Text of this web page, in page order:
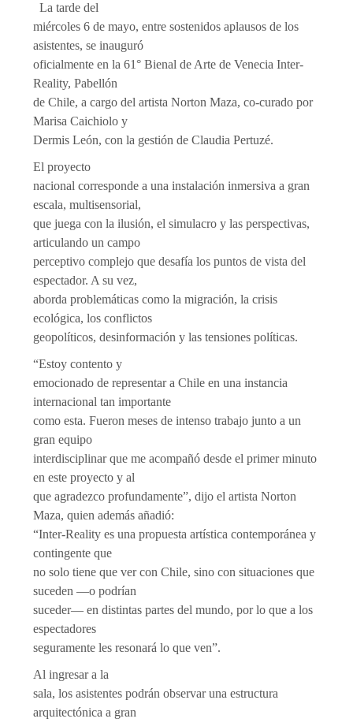
La tarde del
miércoles 6 de mayo, entre sostenidos aplausos de los
asistentes, se inauguró
oficialmente en la 61° Bienal de Arte de Venecia Inter-
Reality, Pabellón
de Chile, a cargo del artista Norton Maza, co-curado por
Marisa Caichiolo y
Dermis León, con la gestión de Claudia Pertuzé.
El proyecto
nacional corresponde a una instalación inmersiva a gran
escala, multisensorial,
que juega con la ilusión, el simulacro y las perspectivas,
articulando un campo
perceptivo complejo que desafía los puntos de vista del
espectador. A su vez,
aborda problemáticas como la migración, la crisis
ecológica, los conflictos
geopolíticos, desinformación y las tensiones políticas.
“Estoy contento y
emocionado de representar a Chile en una instancia
internacional tan importante
como esta. Fueron meses de intenso trabajo junto a un
gran equipo
interdisciplinar que me acompañó desde el primer minuto
en este proyecto y al
que agradezco profundamente”, dijo el artista Norton
Maza, quien además añadió:
“Inter-Reality es una propuesta artística contemporánea y
contingente que
no solo tiene que ver con Chile, sino con situaciones que
suceden —o podrían
suceder— en distintas partes del mundo, por lo que a los
espectadores
seguramente les resonará lo que ven”.
Al ingresar a la
sala, los asistentes podrán observar una estructura
arquitectónica a gran